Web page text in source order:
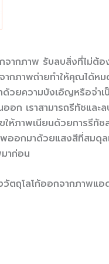
จากภาพ รับลบสิ่งที่ไม่ต้อ
กภาพถ่ายทำให้คุณได้ห
ด้วยความบังเอิญหรือจำ
อก เราสามารถรีทัชแล
ห้ภาพเนียนด้วยการรีทั
ออกมาด้วยแสงสีที่สมดุ
าก่อน
ตถุโลโก้ออกจากภาพแ